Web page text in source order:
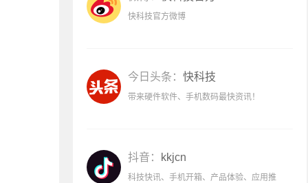
快科技官方微博
今日头条： 快科技
带来硬件软件、手机数码最快资讯！
抖音： kkjcn
科技快讯、手机开箱、产品体验、应用推